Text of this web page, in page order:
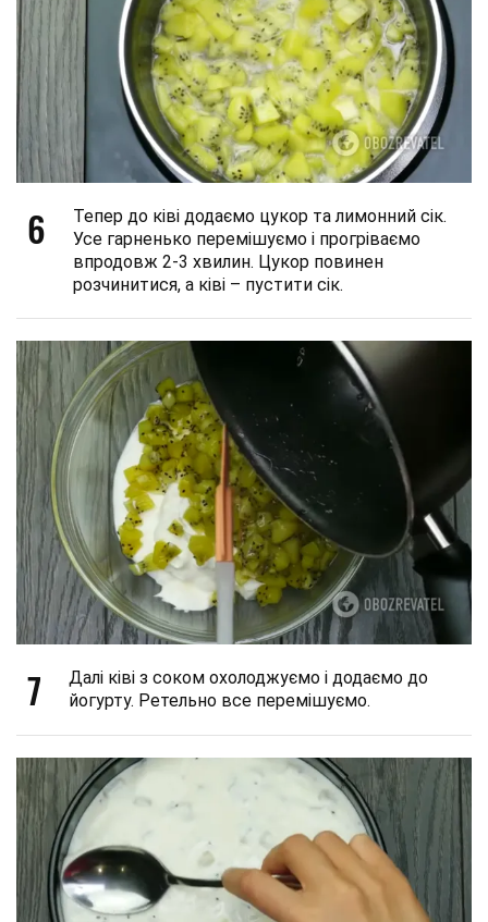
6
Тепер до ківі додаємо цукор та лимонний сік.
Усе гарненько перемішуємо і прогріваємо
впродовж 2-3 хвилин. Цукор повинен
розчинитися, а ківі – пустити сік.
7
Далі ківі з соком охолоджуємо і додаємо до
йогурту. Ретельно все перемішуємо.